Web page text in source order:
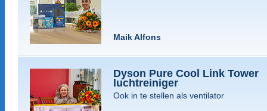
Maik Alfons
Dyson Pure Cool Link Tower
luchtreiniger
Ook in te stellen als ventilator